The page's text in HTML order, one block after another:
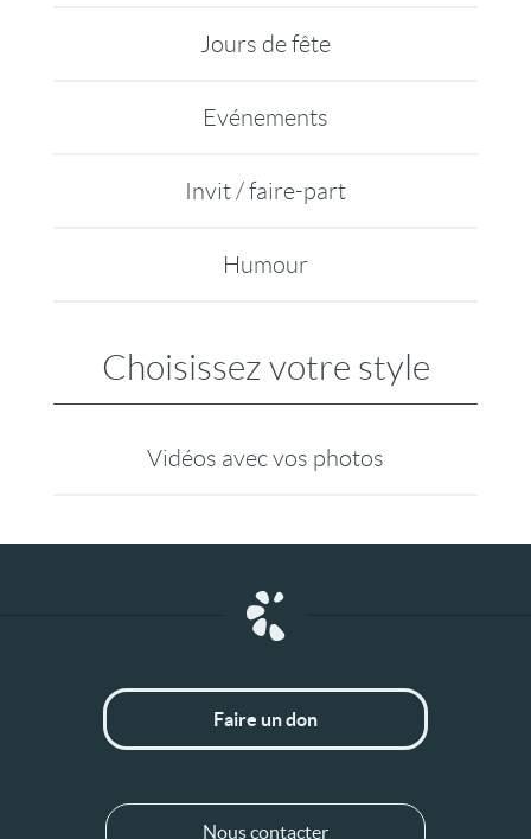
Jours de fête
Evénements
Invit / faire-part
Humour
Choisissez votre style
Vidéos avec vos photos
Faire un don
Nous contacter